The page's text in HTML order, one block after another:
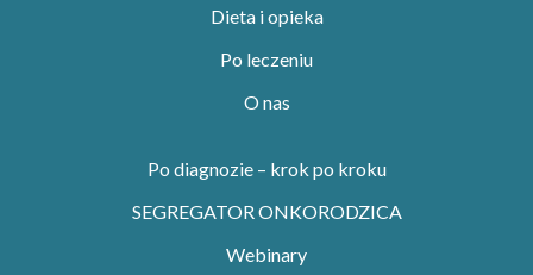
Dieta i opieka
Po leczeniu
O nas
Po diagnozie – krok po kroku
SEGREGATOR ONKORODZICA
Webinary